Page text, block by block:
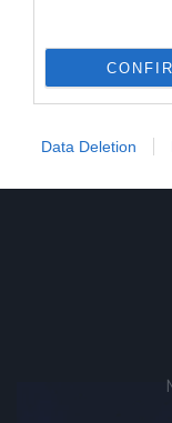
Data Deletion